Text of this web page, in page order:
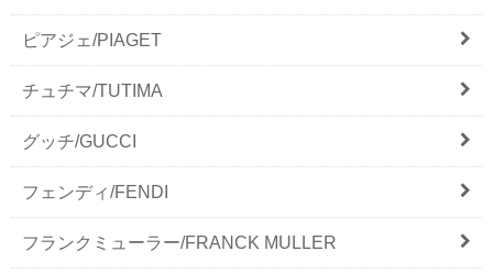
ピアジェ/PIAGET
チュチマ/TUTIMA
グッチ/GUCCI
フェンディ/FENDI
フランクミューラー/FRANCK MULLER